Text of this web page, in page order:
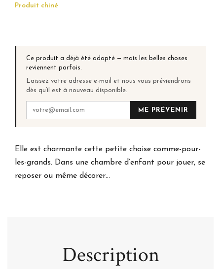
Produit chiné
Ce produit a déjà été adopté — mais les belles choses
reviennent parfois.
Laissez votre adresse e-mail et nous vous préviendrons
dès qu’il est à nouveau disponible.
ME PRÉVENIR
Elle est charmante cette petite chaise comme-pour-
les-grands. Dans une chambre d’enfant pour jouer, se
reposer ou même décorer…
Description